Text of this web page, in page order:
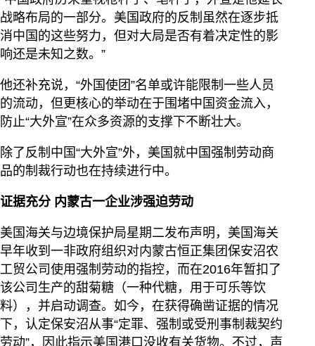
战略布局的一部分。美国政府的反制虽然在逐步抵
消中国的这些努力，但对大局是否有着决定性的影
响还是未知之数。”
他还补充说，“外国使团”名单或许能限制一些人员
的流动，但更核心的举动在于围堵中国资金流入，
防止“大外宣”在众多资源的支撑下不断壮大。
除了反制中国“大外宣”外，美国就中国强制劳动商
品的制裁行动也在持续进行中。
证据充分 内蒙古一企业涉强迫劳动
美国海关与边境保护局星期二发布声明，美国海关
早年收到一非政府组织对内蒙古恒正集团保安沼农
工贸公司使用强制劳动的指控，而在2016年暂扣了
该公司生产的甜菊糖（一种代糖，用于可乐等饮
料），并启动调查。如今，在获得确凿证据的情况
下，认定保安沼从事“定罪、强制或受刑事制裁契约
劳动”，因此指示美国港口没收有关货物。不过，声